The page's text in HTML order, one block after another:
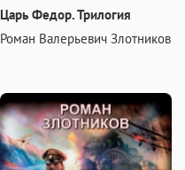
Царь Федор. Трилогия
Роман Валерьевич Злотников